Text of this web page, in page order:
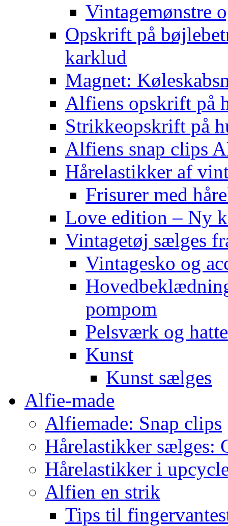
Vintagemønstre
Opskrift på
karklud
Magnet:
Alfiens opskrift på
Strikkeopskrift på
Alfiens snap clips
Hårelastikker af
Frisurer med
Love edition – Ny
Vintagetøj sælges
Vintagesko og
pompom
Pelsværk og
Kunst
Kunst sælges
Alfie-made
Alfiemade: Snap clips
Hårelastikker sælges:
Hårelastikker i
Alfien en strik
Tips til